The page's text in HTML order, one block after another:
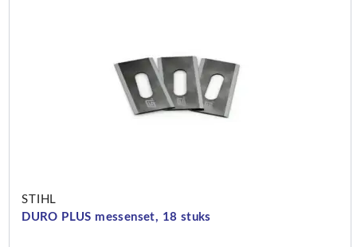
STIHL
DURO PLUS messenset, 18 stuks